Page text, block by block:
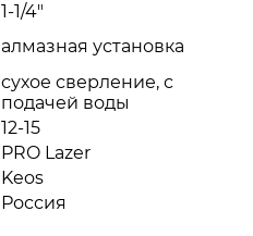
1-1/4"
алмазная установка
сухое сверление, с
подачей воды
12-15
PRO Lazer
Keos
Россия